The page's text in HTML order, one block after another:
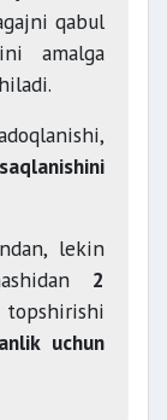
qabul
amalga
lekin
2
uchun